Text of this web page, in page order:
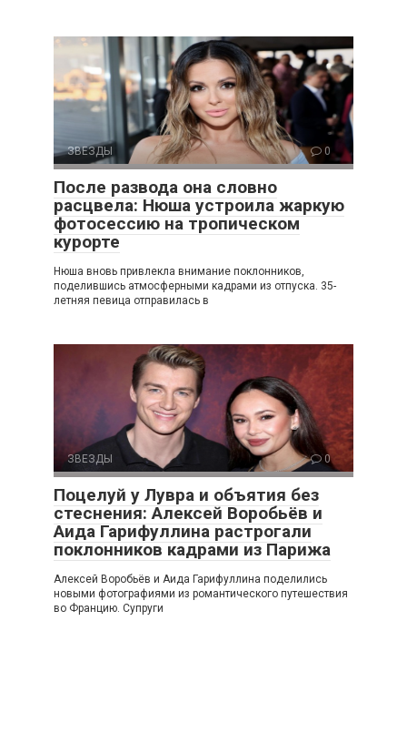
ЗВЕЗДЫ 0
После развода она словно
расцвела: Нюша устроила жаркую
фотосессию на тропическом
курорте
Нюша вновь привлекла внимание поклонников,
поделившись атмосферными кадрами из отпуска. 35-
летняя певица отправилась в
ЗВЕЗДЫ 0
Поцелуй у Лувра и объятия без
стеснения: Алексей Воробьёв и
Аида Гарифуллина растрогали
поклонников кадрами из Парижа
Алексей Воробьёв и Аида Гарифуллина поделились
новыми фотографиями из романтического путешествия
во Францию. Супруги